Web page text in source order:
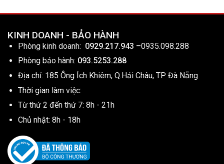
KINH DOANH - BẢO HÀNH
Phòng kinh doanh: 0929.217.943 –0935.098.288
Phòng bảo hành: 093.5253.288
Địa chỉ: 185 Ông Ích Khiêm, Q.Hải Châu, TP Đà Nẵng
Thời gian làm việc:
Từ thứ 2 đến thứ 7: 8h - 21h
Chủ nhật: 8h - 18h